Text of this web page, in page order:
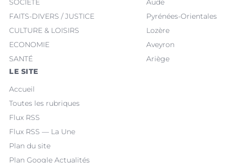
SOCIÉTÉ
FAITS-DIVERS / JUSTICE
CULTURE & LOISIRS
ECONOMIE
SANTÉ
Aude
Pyrénées-Orientales
Lozère
Aveyron
Ariège
LE SITE
Accueil
Toutes les rubriques
Flux RSS
Flux RSS — La Une
Plan du site
Plan Google Actualités